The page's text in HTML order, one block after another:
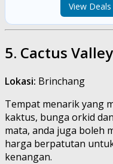
View Deals
5. Cactus Valley
Lokasi: Brinchang
Tempat menarik yang
kaktus, bunga orkid
mata, anda juga boleh
harga berpatutan
kenangan.